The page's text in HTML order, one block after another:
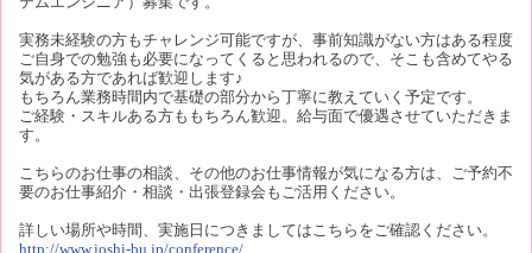
実務未経験の方もチャレンジ可能ですが、事前知識がない方はある程度
ご自身での勉強も必要になってくると思われるので、そこも含めてやる
気がある方であれば歓迎します♪
もちろん業務時間内で基礎の部分から丁寧に教えていく予定です。
ご経験・スキルある方ももちろん歓迎。給与面で優遇させていただきま
す。
こちらのお仕事の相談、その他のお仕事情報が気になる方は、ご予約不
要のお仕事紹介・相談・出張登録会もご活用ください。
詳しい場所や時間、実施日につきましてはこちらをご確認ください。
http://www.joshi-bu.jp/conference/